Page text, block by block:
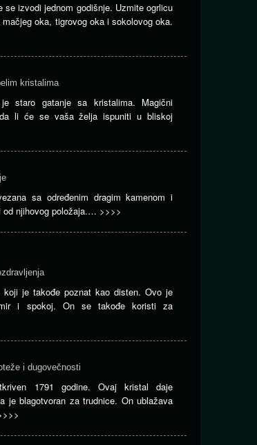
se izvodi jednom godišnje. Uzmite ogrlicu
oka, tigrovog oka i sokolovog oka.
kristalima
je staro gatanje sa kristalima. Magični
li će se vaša želja ispuniti u bliskoj
sa određenim dragim kamenom i
njihovog položaja.… >>>>
je takođe poznat kao disten. Ovo je
i spokoj. On se takođe koristi za
i dugovečnosti
1791 godine. Ovaj kristal daje
je blagotvoran za trudnice. On ublažava